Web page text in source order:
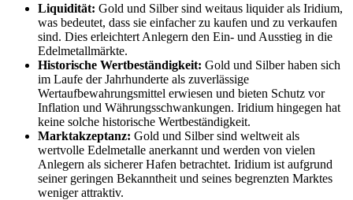
Liquidität: Gold und Silber sind weitaus liquider als Iridium,
was bedeutet, dass sie einfacher zu kaufen und zu verkaufen
sind. Dies erleichtert Anlegern den Ein- und Ausstieg in die
Edelmetallmärkte.
Historische Wertbeständigkeit: Gold und Silber haben sich
im Laufe der Jahrhunderte als zuverlässige
Wertaufbewahrungsmittel erwiesen und bieten Schutz vor
Inflation und Währungsschwankungen. Iridium hingegen hat
keine solche historische Wertbeständigkeit.
Marktakzeptanz: Gold und Silber sind weltweit als
wertvolle Edelmetalle anerkannt und werden von vielen
Anlegern als sicherer Hafen betrachtet. Iridium ist aufgrund
seiner geringen Bekanntheit und seines begrenzten Marktes
weniger attraktiv.